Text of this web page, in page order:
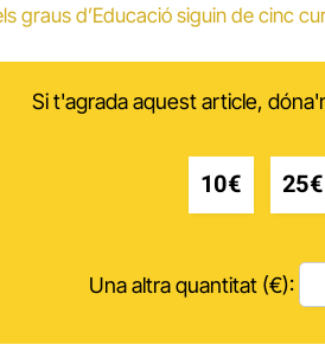
graus d’Educació siguin de cinc
Si t'agrada aquest article,
10€ 25€
Una altra quantitat (€):